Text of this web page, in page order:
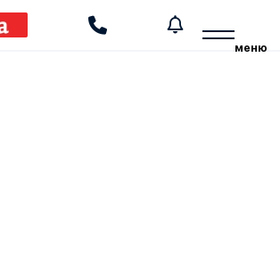
меню